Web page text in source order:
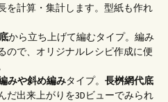
を計算・集計します。型紙も作れ
から立ち上げて編むタイプ。編み
ので、オリジナルレシピ作成に便
みや斜め編みタイプ。 長桝網代底
だ出来上がりを3Dビューでみられ